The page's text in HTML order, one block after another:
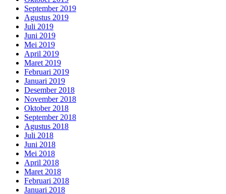
September 2019
Agustus 2019
Juli 2019
Juni 2019
Mei 2019
April 2019
Maret 2019
Februari 2019
Januari 2019
Desember 2018
November 2018
Oktober 2018
September 2018
Agustus 2018
Juli 2018
Juni 2018
Mei 2018
April 2018
Maret 2018
Februari 2018
Januari 2018